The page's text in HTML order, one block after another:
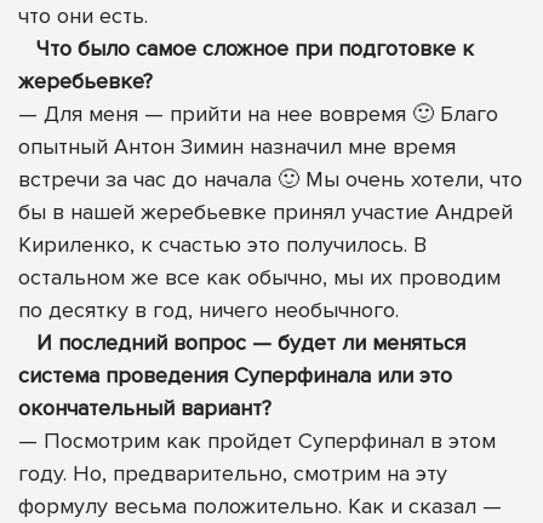
что они есть.
Что было самое сложное при подготовке к
жеребьевке?
— Для меня — прийти на нее вовремя 🙂 Благо
опытный Антон Зимин назначил мне время
встречи за час до начала 🙂 Мы очень хотели, что
бы в нашей жеребьевке принял участие Андрей
Кириленко, к счастью это получилось. В
остальном же все как обычно, мы их проводим
по десятку в год, ничего необычного.
И последний вопрос — будет ли меняться
система проведения Суперфинала или это
окончательный вариант?
— Посмотрим как пройдет Суперфинал в этом
году. Но, предварительно, смотрим на эту
формулу весьма положительно. Как и сказал —